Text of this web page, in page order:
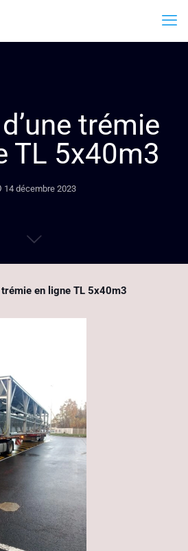
trémie
TL 5x40m3
14 décembre 2023
trémie en ligne TL 5x40m3